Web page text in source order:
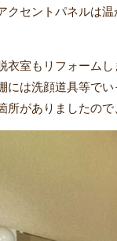
クセントパネルは
衣室もリフォームし
は洗顔道具等でい
所がありましたの